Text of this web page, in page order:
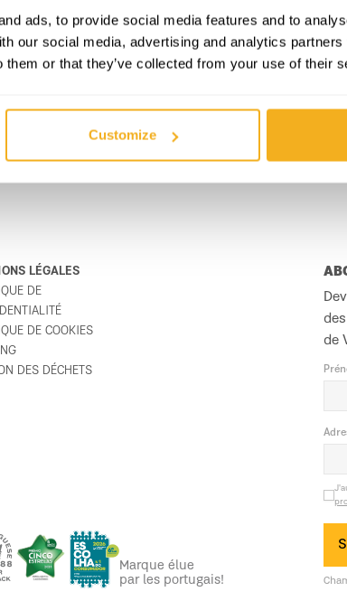
ads, to provide social media features and to
our social media, advertising and analytics
them or that they’ve collected from your use of their
Customize
LÉGALES
DE
DE COOKIES
DES DÉCHETS
de
Marque élue
par les portugais!